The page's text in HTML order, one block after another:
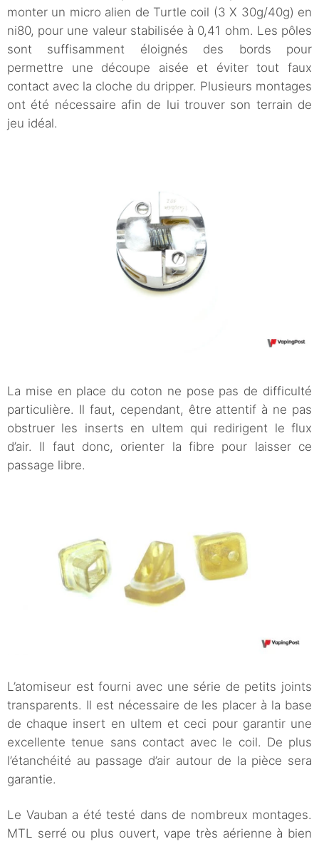
monter un micro alien de Turtle coil (3 X 30g/40g) en
ni80, pour une valeur stabilisée à 0,41 ohm. Les pôles
sont suffisamment éloignés des bords pour
permettre une découpe aisée et éviter tout faux
contact avec la cloche du dripper. Plusieurs montages
ont été nécessaire afin de lui trouver son terrain de
jeu idéal.
La mise en place du coton ne pose pas de difficulté
particulière. Il faut, cependant, être attentif à ne pas
obstruer les inserts en ultem qui redirigent le flux
d’air. Il faut donc, orienter la fibre pour laisser ce
passage libre.
L’atomiseur est fourni avec une série de petits joints
transparents. Il est nécessaire de les placer à la base
de chaque insert en ultem et ceci pour garantir une
excellente tenue sans contact avec le coil. De plus
l’étanchéité au passage d’air autour de la pièce sera
garantie.
Le Vauban a été testé dans de nombreux montages.
MTL serré ou plus ouvert, vape très aérienne à bien